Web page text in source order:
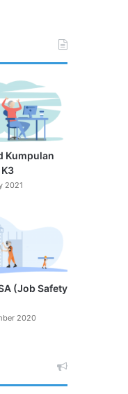
Kumpulan
2021
(Job Safety
2020